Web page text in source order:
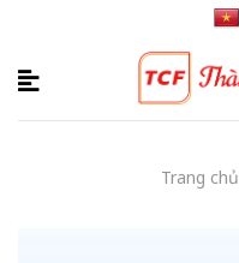
content
Trang chủ